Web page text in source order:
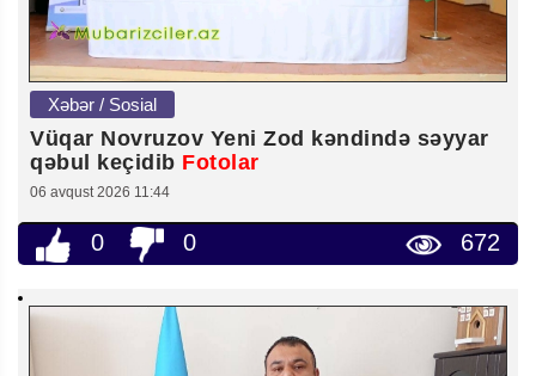
Xəbər / Sosial
Vüqar Novruzov Yeni Zod kəndində səyyar
qəbul keçidib Fotolar
06 avqust 2026 11:44
0 0 672